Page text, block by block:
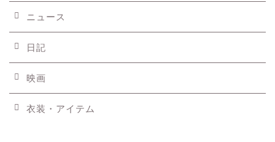
ニュース
日記
映画
衣装・アイテム